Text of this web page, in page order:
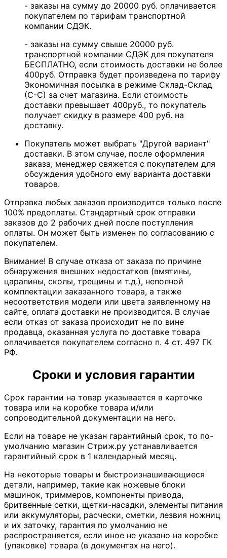
- заказы на сумму до 20000 руб. оплачивается
покупателем по тарифам транспортной
компании СДЭК.
- заказы на сумму свыше 20000 руб.
транспортной компании СДЭК для покупателя
БЕСПЛАТНО, если стоимость доставки не более
400руб. Отправка будет произведена по тарифу
Экономичная посылка в режиме Склад-Склад
(С-С) за счет магазина. Если стоимость
доставки превышает 400руб., то покупатель
получает скидку в размере 400 руб. на
доставку.
Покупатель может выбрать "Другой вариант"
доставки. В этом случае, после оформления
заказа, менеджер свяжется с покупателем для
обсуждения удобного ему варианта доставки
товаров.
Отправка любых заказов производится только после
100% предоплаты. Стандартный срок отправки
заказов до 2 рабочих дней после поступления
оплаты. Он может быть изменен по согласованию с
покупателем.
Внимание! В случае отказа от заказа по причине
обнаружения внешних недостатков (вмятины,
царапины, сколы, трещины и т.д.), неполной
комплектации заказанного товара, а также
несоответствия модели или цвета заявленному на
сайте, оплата доставки не производится. В случае
если отказ от заказа происходит не по вине
продавца, оказанная услуга по доставке товара
оплачивается покупателем согласно п. 4 ст. 497 ГК
РФ.
Сроки и условия гарантии
Срок гарантии на товар указывается в карточке
товара или на коробке товара и/или
сопроводительной документации на него.
Если на товаре не указан гарантийный срок, то по-
умолчанию магазин Стриж.ру устанавливается
гарантийный срок в 1 календарный месяц.
На некоторые товары и быстроизнашивающиеся
детали, например, такие как ножевые блоки
машинок, триммеров, компоненты привода,
бритвенные сетки, щетки-насадки, элементы питания
или аккумуляторы, расчески, сметки, лезвия ножниц
и их заточку, гарантия по умолчанию не
распространяется, если иное не указано на коробке
(упаковке) товара (в документах на него).